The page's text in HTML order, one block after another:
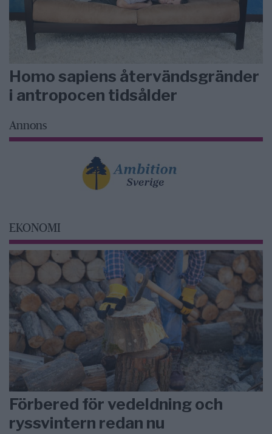
Homo sapiens återvändsgränder
i antropocen tidsålder
Annons
EKONOMI
Förbered för vedeldning och
ryssvintern redan nu